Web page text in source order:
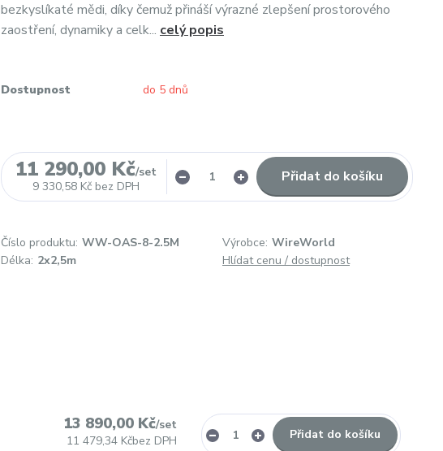
bezkyslíkaté mědi, díky čemuž přináší výrazné zlepšení prostorového
zaostření, dynamiky a celk... celý popis
Dostupnost do 5 dnů
11 290,00 Kč/set
9 330,58 Kč bez DPH
Přidat do košíku
Číslo produktu: WW-OAS-8-2.5M Výrobce: WireWorld
Délka: 2x2,5m Hlídat cenu / dostupnost
13 890,00 Kč/set
11 479,34 Kčbez DPH Přidat do košíku